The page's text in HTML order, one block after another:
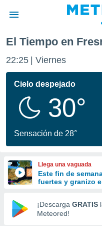
de
por
se
calidad.
a este
las
y
forma
digital
basada
El Tiempo en
22:25 Viernes
Cielo despejado
30°
Sensación de 28°
Llega una vaguada
Este fin de
fuertes y granizo
¡Descarga GRATIS
Meteored!